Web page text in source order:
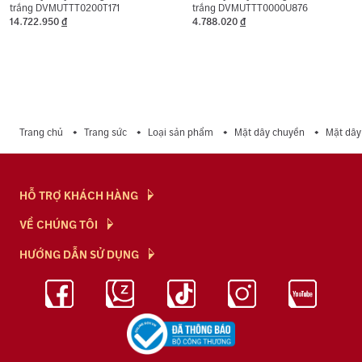
trắng DVMUTTT0200T171
14.722.950 đ
trắng DVMUTTT0000U876
4.788.020 đ
Trang chủ Trang sức Loại sản phẩm Mặt dây chuyền Mặt
HỖ TRỢ KHÁCH HÀNG
Hỏi & Đáp
Chính Sách
Chính Sách Bảo Mật
Bảng Giá Vàng
VỀ CHÚNG TÔI
NTJ Flagship
Cửa hàng
Tuyển Dụng
HƯỚNG DẪN SỬ DỤNG
Bảo Quản Trang Sức
Kiến Thức Kim Cương